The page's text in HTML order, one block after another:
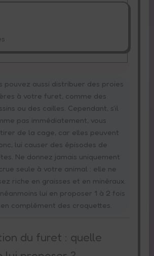
pouvez aussi distribuer des proies
à votre furet, comme des
ou des cailles. Cependant, s'il
pas immédiatement, vous
de la cage, car elles peuvent
lui causer des épisodes de
Ne donnez jamais uniquement
seule à votre animal : elle ne
riche en graisses et en minéraux.
lui en proposer 1 à 2 fois
complément des croquettes.
du furet : quelle